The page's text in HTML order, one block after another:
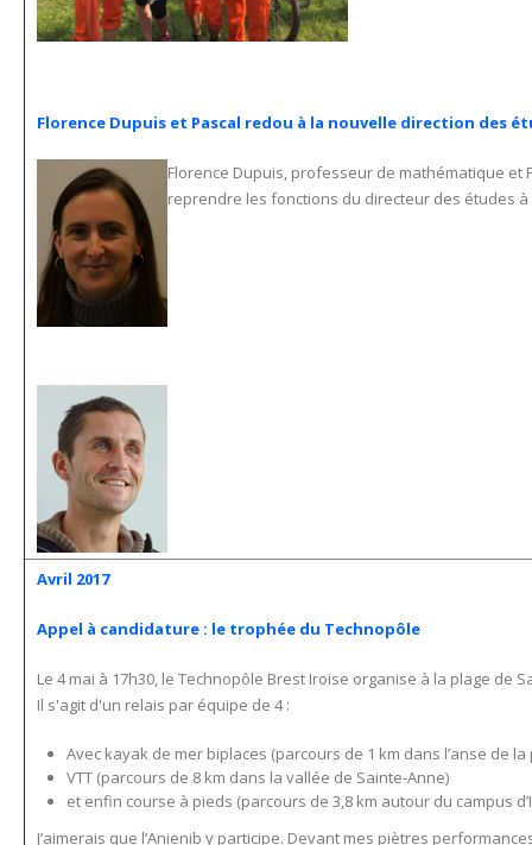
Florence Dupuis et Pascal redou à la nouvelle direction des
Florence Dupuis, professeur de mathématique et
reprendre les fonctions du directeur des études
Avril 2017
Appel à candidature : le trophée du Technopôle
Le 4 mai à 17h30, le Technopôle Brest Iroise organise à la plage de
Il s'agit d'un relais par équipe de 4 :
Avec kayak de mer biplaces (parcours de 1 km dans l’anse de
VTT (parcours de 8 km dans la vallée de Sainte-Anne)
et enfin course à pieds (parcours de 3,8 km autour du campus
J’aimerais que l’Anienib y participe. Devant mes piètres